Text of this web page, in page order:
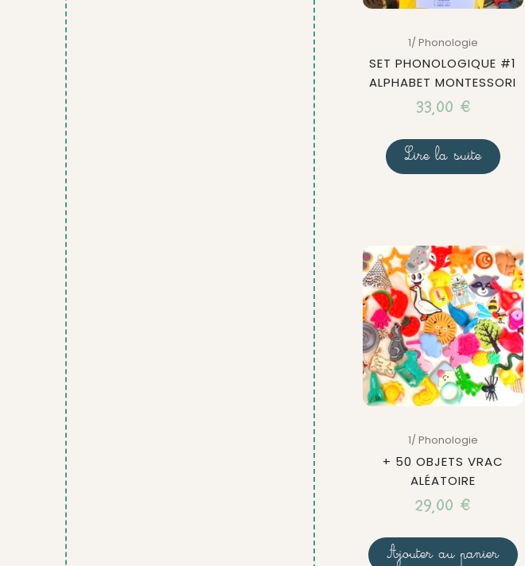
1/ Phonologie
SET PHONOLOGIQUE #1
ALPHABET MONTESSORI
33,00 €
Lire la suite
1/ Phonologie
+ 50 OBJETS VRAC
ALÉATOIRE
29,00 €
Ajouter au panier